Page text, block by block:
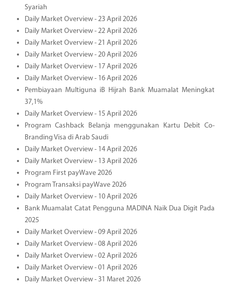
Syariah
Daily Market Overview - 23 April 2026
Daily Market Overview - 22 April 2026
Daily Market Overview - 21 April 2026
Daily Market Overview - 20 April 2026
Daily Market Overview - 17 April 2026
Daily Market Overview - 16 April 2026
Pembiayaan Multiguna iB Hijrah Bank Muamalat Meningkat
37,1%
Daily Market Overview - 15 April 2026
Program Cashback Belanja menggunakan Kartu Debit Co-
Branding Visa di Arab Saudi
Daily Market Overview - 14 April 2026
Daily Market Overview - 13 April 2026
Program First payWave 2026
Program Transaksi payWave 2026
Daily Market Overview - 10 April 2026
Bank Muamalat Catat Pengguna MADINA Naik Dua Digit Pada
2025
Daily Market Overview - 09 April 2026
Daily Market Overview - 08 April 2026
Daily Market Overview - 02 April 2026
Daily Market Overview - 01 April 2026
Daily Market Overview - 31 Maret 2026